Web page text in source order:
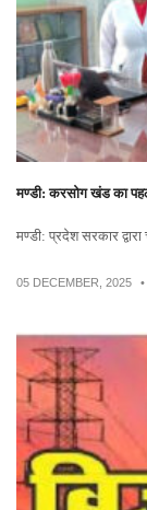
मण्डी: करसोग खंड का
मण्डी: प्रदेश सरकार
05 DECEMBER, 2025 •